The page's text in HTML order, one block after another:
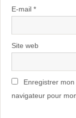
E-mail *
Site web
Enregistrer
navigateur pour